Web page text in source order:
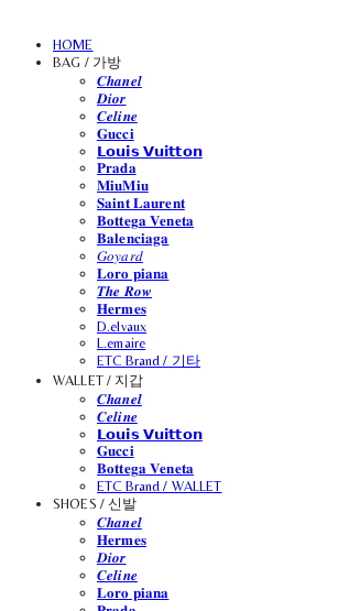
HOME
BAG / 가방
𝑪𝒉𝒂𝒏𝒆𝒍
𝑫𝒊𝒐𝒓
𝑪𝒆𝒍𝒊𝒏𝒆
𝐆𝐮𝐜𝐜𝐢
𝗟𝗼𝘂𝗶𝘀 𝗩𝘂𝗶𝘁𝘁𝗼𝗻
𝐏𝐫𝐚𝐝𝐚
𝐌𝐢𝐮𝐌𝐢𝐮
𝐒𝐚𝐢𝐧𝐭 𝐋𝐚𝐮𝐫𝐞𝐧𝐭
𝐁𝐨𝐭𝐭𝐞𝐠𝐚 𝐕𝐞𝐧𝐞𝐭𝐚
𝐁𝐚𝐥𝐞𝐧𝐜𝐢𝐚𝐠𝐚
𝐺𝑜𝑦𝑎𝑟𝑑
𝐋𝐨𝐫𝐨 𝐩𝐢𝐚𝐧𝐚
𝑻𝒉𝒆 𝑹𝒐𝒘
𝐇𝐞𝐫𝐦𝐞𝐬
D.elvaux
L.emaire
ETC Brand / 기타
WALLET / 지갑
𝑪𝒉𝒂𝒏𝒆𝒍
𝑪𝒆𝒍𝒊𝒏𝒆
𝗟𝗼𝘂𝗶𝘀 𝗩𝘂𝗶𝘁𝘁𝗼𝗻
𝐆𝐮𝐜𝐜𝐢
𝐁𝐨𝐭𝐭𝐞𝐠𝐚 𝐕𝐞𝐧𝐞𝐭𝐚
ETC Brand / WALLET
SHOES / 신발
𝑪𝒉𝒂𝒏𝒆𝒍
𝐇𝐞𝐫𝐦𝐞𝐬
𝑫𝒊𝒐𝒓
𝑪𝒆𝒍𝒊𝒏𝒆
𝐋𝐨𝐫𝐨 𝐩𝐢𝐚𝐧𝐚